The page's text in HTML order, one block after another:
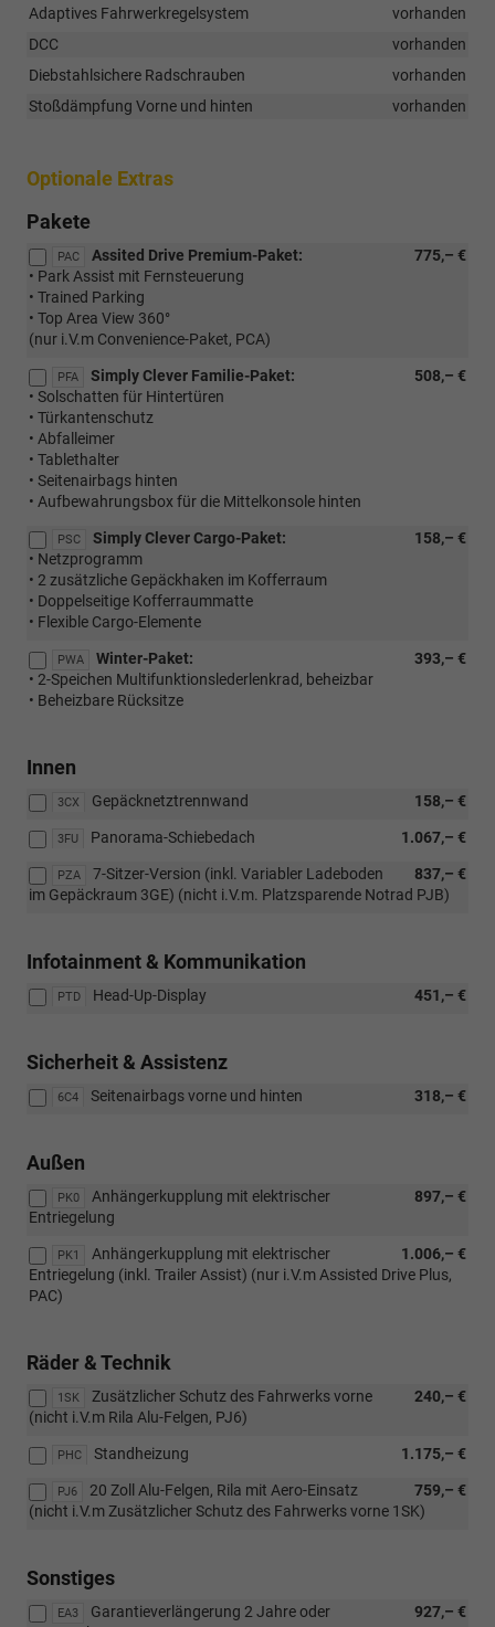
Adaptives Fahrwerkregelsystem
vorhanden
DCC
vorhanden
Diebstahlsichere Radschrauben
vorhanden
Stoßdämpfung Vorne und hinten
vorhanden
Optionale Extras
Pakete
PAC 775,– €
Assited Drive Premium-Paket:
• Park Assist mit Fernsteuerung
• Trained Parking
• Top Area View 360°
(nur i.V.m Convenience-Paket, PCA)
PFA 508,– €
Simply Clever Familie-Paket:
• Solschatten für Hintertüren
• Türkantenschutz
• Abfalleimer
• Tablethalter
• Seitenairbags hinten
• Aufbewahrungsbox für die Mittelkonsole hinten
PSC 158,– €
Simply Clever Cargo-Paket:
• Netzprogramm
• 2 zusätzliche Gepäckhaken im Kofferraum
• Doppelseitige Kofferraummatte
• Flexible Cargo-Elemente
PWA 393,– €
Winter-Paket:
• 2-Speichen Multifunktionslederlenkrad, beheizbar
• Beheizbare Rücksitze
Innen
3CX 158,– €
Gepäcknetztrennwand
3FU 1.067,– €
Panorama-Schiebedach
PZA 837,– €
7-Sitzer-Version (inkl. Variabler Ladeboden
im Gepäckraum 3GE) (nicht i.V.m. Platzsparende Notrad PJB)
Infotainment & Kommunikation
PTD 451,– €
Head-Up-Display
Sicherheit & Assistenz
6C4 318,– €
Seitenairbags vorne und hinten
Außen
PK0 897,– €
Anhängerkupplung mit elektrischer
Entriegelung
PK1 1.006,– €
Anhängerkupplung mit elektrischer
Entriegelung (inkl. Trailer Assist) (nur i.V.m Assisted Drive Plus,
PAC)
Räder & Technik
1SK 240,– €
Zusätzlicher Schutz des Fahrwerks vorne
(nicht i.V.m Rila Alu-Felgen, PJ6)
PHC 1.175,– €
Standheizung
PJ6 759,– €
20 Zoll Alu-Felgen, Rila mit Aero-Einsatz
(nicht i.V.m Zusätzlicher Schutz des Fahrwerks vorne 1SK)
Sonstiges
EA3 927,– €
Garantieverlängerung 2 Jahre oder